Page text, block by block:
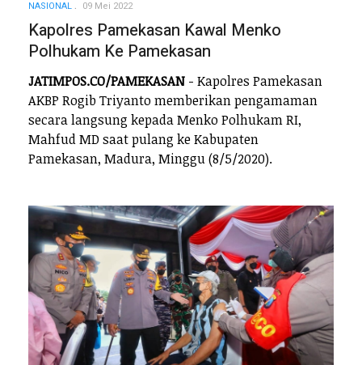
NASIONAL 09 Mei 2022
Kapolres Pamekasan Kawal Menko
Polhukam Ke Pamekasan
JATIMPOS.CO/PAMEKASAN - Kapolres Pamekasan
AKBP Rogib Triyanto memberikan pengamaman
secara langsung kepada Menko Polhukam RI,
Mahfud MD saat pulang ke Kabupaten
Pamekasan, Madura, Minggu (8/5/2020).